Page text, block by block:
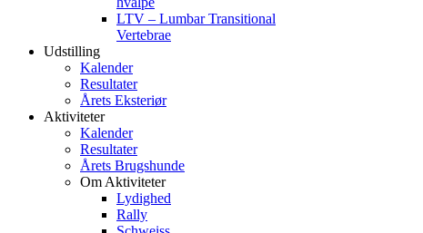
LTV – Lumbar Transitional
Vertebrae
Udstilling
Kalender
Resultater
Årets Eksteriør
Aktiviteter
Kalender
Resultater
Årets Brugshunde
Om Aktiviteter
Lydighed
Rally